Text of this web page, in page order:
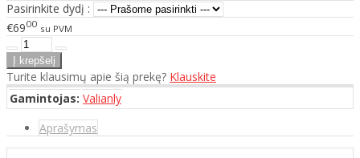
Pasirinkite dydį :
€6900 su PVM
Turite klausimų apie šią prekę? Klauskite
Gamintojas: Valianly
Aprašymas